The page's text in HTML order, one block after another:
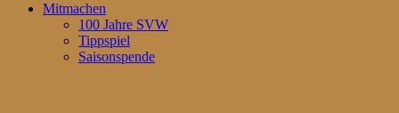
Mitmachen
100 Jahre SVW
Tippspiel
Saisonspende